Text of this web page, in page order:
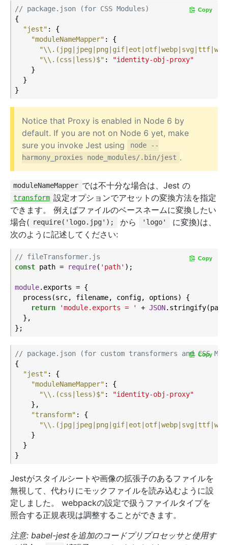
// package.json (for CSS Modules)
{
"jest" : {
"moduleNameMapper" : {
"\\.(css|less)$" :
"identity-obj-proxy"
    }
  }
Copy
Notice that Proxy is enabled in Node 6 by
default. If you are not on Node 6 yet, make
sure you invoke Jest using
node --
harmony_proxies node_modules/.bin/jest .
moduleNameMapper では不十分な場合は、Jest の
transform 設定オプションでアセットの変換方法を指定
できます。 例えばファイルのベースネームに変換したい
場合( require('logo.jpg'); から 'logo'
に変換)は、
次のように記述してください:
// fileTransformer.js
const path = require( 'path' );
module.exports = {
  process(src, filename, config, options) {
return
'module.exports = ' + JSON
  },
Copy
// package.json (for custom transformers and CSS
{
"jest" : {
"moduleNameMapper" : {
"\\.(css|less)$" :
"identity-obj-proxy"
    },
"transform" : {
    }
  }
Copy
Jestがスタイルシートや画像の拡張子のあるファイルを
無視して、代わりにモックファイルを読み込むように設
定しました。 webpackの設定で扱うファイルタイプを
照合する正規表現は調整することができます。
注意: babel-jestを追加のコードプリプロセッサと使用す